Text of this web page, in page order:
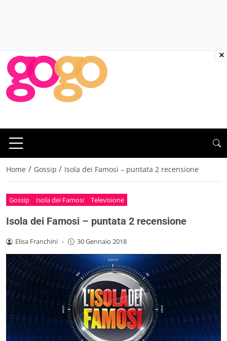
Home / Gossip / Isola dei Famosi – puntata 2 recensione
Gossip Isola dei Famosi Televisione
Isola dei Famosi – puntata 2 recensione
Elisa Franchini - 30 Gennaio 2018
×